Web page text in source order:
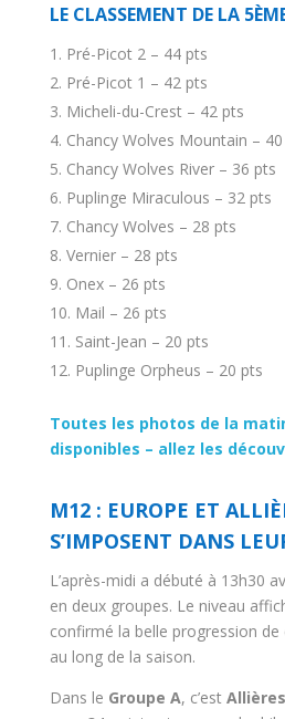
LE CLASSEMENT DE LA
Pré-Picot 2 – 44 pts
Pré-Picot 1 – 42 pts
Micheli-du-Crest – 42 pts
Chancy Wolves Mountain –
Chancy Wolves River – 36 pts
Puplinge Miraculous – 32 pts
Chancy Wolves – 28 pts
Vernier – 28 pts
Onex – 26 pts
Mail – 26 pts
Saint-Jean – 20 pts
Puplinge Orpheus – 20 pts
Toutes les photos de la
disponibles – allez les
M12 : EUROPE ET
S’IMPOSENT DANS
L’après-midi a débuté à 13h30
en deux groupes. Le niveau
confirmé la belle progression
au long de la saison.
Dans le Groupe A, c’est Allières